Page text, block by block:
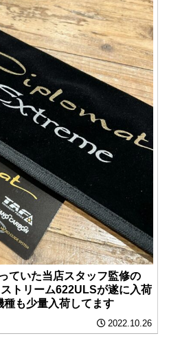
ていた当店スタッフ監修の
トリーム622ULSが遂に入荷
種も少量入荷してます
2022.10.26